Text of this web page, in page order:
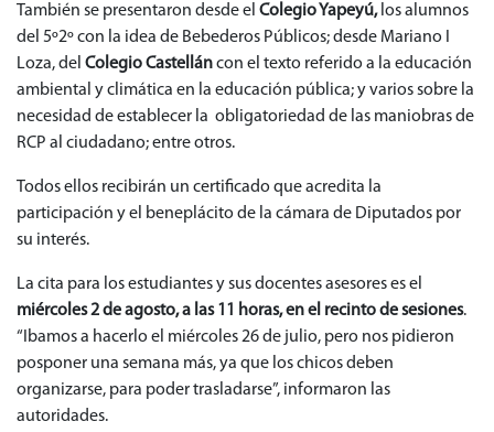
También se presentaron desde el Colegio Yapeyú,los alumnos
del 5º2º con la idea de Bebederos Públicos; desde Mariano I
Loza, del Colegio Castelláncon el texto referido a la educación
ambiental y climática en la educación pública; y varios sobre la
necesidad de establecer la obligatoriedad de las maniobras de
RCP al ciudadano; entre otros.
Todos ellos recibirán un certificado que acredita la
participación y el beneplácito de la cámara de Diputados por
su interés.
La cita para los estudiantes y sus docentes asesores es el
miércoles 2 de agosto, a las 11 horas, en el recinto de sesiones.
“Ibamos a hacerlo el miércoles 26 de julio, pero nos pidieron
posponer una semana más, ya que los chicos deben
organizarse, para poder trasladarse”, informaron las
autoridades.